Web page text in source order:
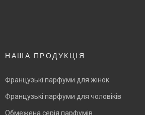
НАША ПРОДУКЦІЯ
Французькі парфуми для жінок
Французькі парфуми для чоловіків
Обмежена серія парфумів